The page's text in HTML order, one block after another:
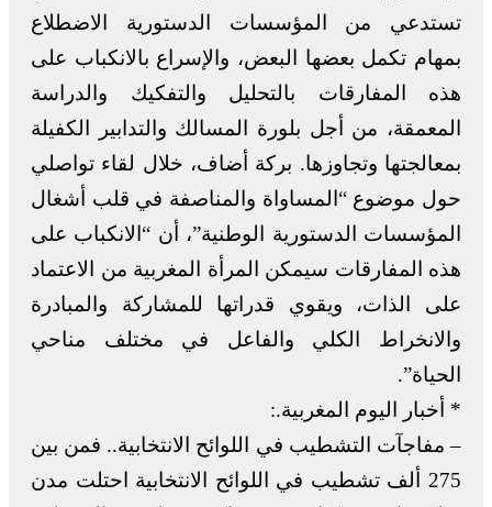
تستدعي من المؤسسات الدستورية الاضطلاع
بمهام تكمل بعضها البعض، والإسراع بالانكباب على
هذه المفارقات بالتحليل والتفكيك والدراسة
المعمقة، من أجل بلورة المسالك والتدابير الكفيلة
بمعالجتها وتجاوزها. بركة أضاف، خلال لقاء تواصلي
حول موضوع “المساواة والمناصفة في قلب أشغال
المؤسسات الدستورية الوطنية”، أن “الانكباب على
هذه المفارقات سيمكن المرأة المغربية من الاعتماد
على الذات، ويقوي قدراتها للمشاركة والمبادرة
والانخراط الكلي والفاعل في مختلف مناحي
الحياة”.
* أخبار اليوم المغربية.:
– مفاجآت التشطيب في اللوائح الانتخابية.. فمن بين
275 ألف تشطيب في اللوائح الانتخابية احتلت مدن